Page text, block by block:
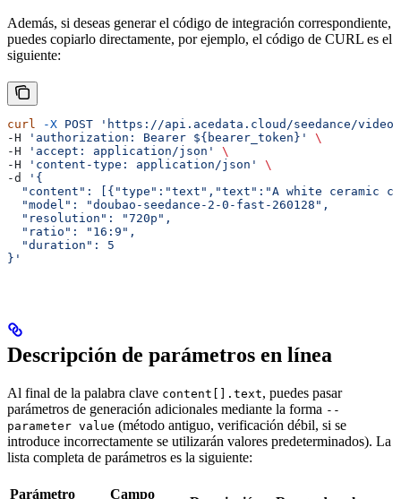
Además, si deseas generar el código de integración correspondiente,
puedes copiarlo directamente, por ejemplo, el código de CURL es el
siguiente:
curl -X POST 'https://api.acedata.cloud/seedance/
-H
'authorization: Bearer ${bearer_token}'
\
-H
'accept: application/json'
\
-H
'content-type: application/json'
\
-d
'{
"content": [{"type":"text","text":"A white ceramic
  "model": "doubao-seedance-2-0-fast-260128",
  "resolution": "720p",
  "ratio": "16:9",
  "duration": 5
}'
Descripción de parámetros en línea
Al final de la palabra clave content[].text, puedes pasar
parámetros de generación adicionales mediante la forma --
parameter value (método antiguo, verificación débil, si se
introduce incorrectamente se utilizarán valores predeterminados). La
lista completa de parámetros es la siguiente:
Parámetro
Campo